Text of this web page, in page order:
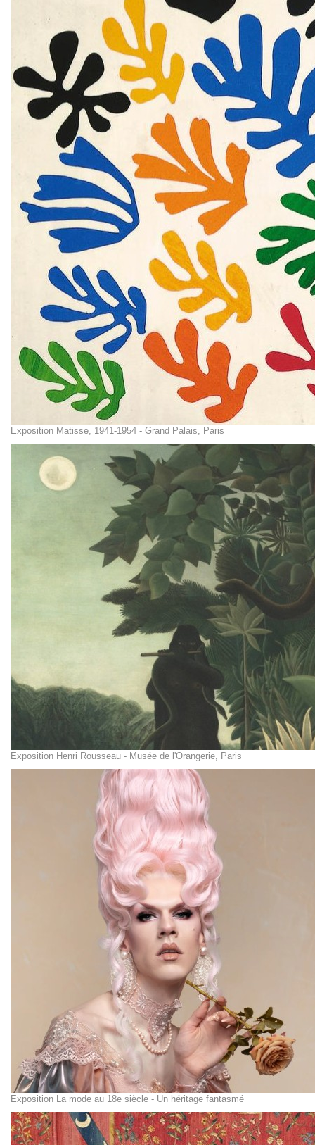
Exposition Matisse, 1941-1954 - Grand Palais, Paris
Exposition Henri Rousseau - Musée de l'Orangerie, Paris
Exposition La mode au 18e siècle - Un héritage fantasmé